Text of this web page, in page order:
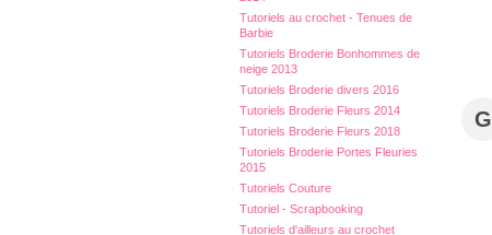
Tutoriels au crochet - Tenues de
Barbie
Tutoriels Broderie Bonhommes de
neige 2013
Tutoriels Broderie divers 2016
Tutoriels Broderie Fleurs 2014
Tutoriels Broderie Fleurs 2018
Tutoriels Broderie Portes Fleuries
2015
Tutoriels Couture
Tutoriel - Scrapbooking
Tutoriels d'ailleurs au crochet
G